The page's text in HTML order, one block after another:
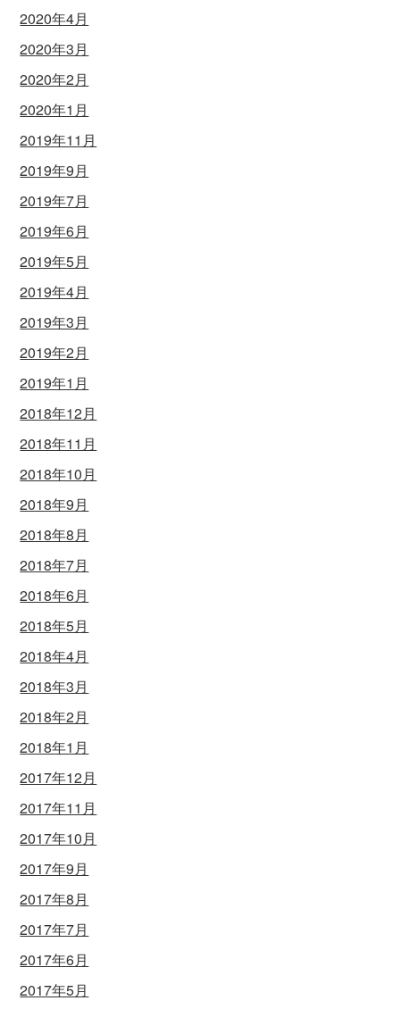
2020年4月
2020年3月
2020年2月
2020年1月
2019年11月
2019年9月
2019年7月
2019年6月
2019年5月
2019年4月
2019年3月
2019年2月
2019年1月
2018年12月
2018年11月
2018年10月
2018年9月
2018年8月
2018年7月
2018年6月
2018年5月
2018年4月
2018年3月
2018年2月
2018年1月
2017年12月
2017年11月
2017年10月
2017年9月
2017年8月
2017年7月
2017年6月
2017年5月